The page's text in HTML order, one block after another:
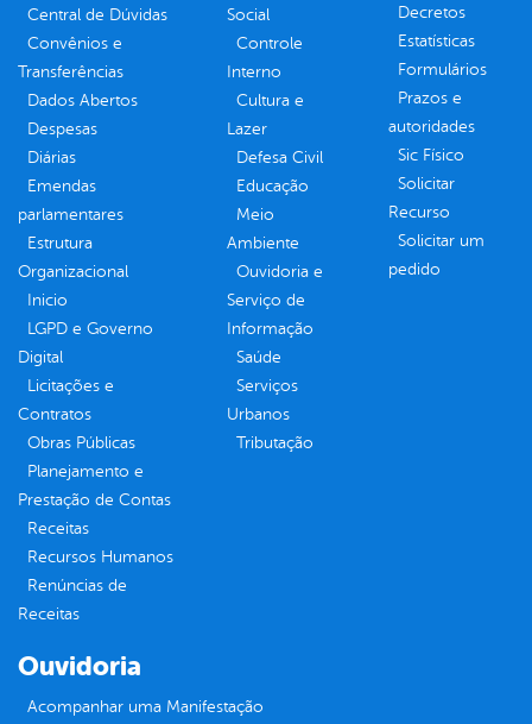
Central de Dúvidas
Convênios e
Transferências
Dados Abertos
Despesas
Diárias
Emendas
parlamentares
Estrutura
Organizacional
Inicio
LGPD e Governo
Digital
Licitações e
Contratos
Obras Públicas
Planejamento e
Prestação de Contas
Receitas
Recursos Humanos
Renúncias de
Receitas
Social
Controle
Interno
Cultura e
Lazer
Defesa Civil
Educação
Meio
Ambiente
Ouvidoria e
Serviço de
Informação
Saúde
Serviços
Urbanos
Tributação
Decretos
Estatísticas
Formulários
Prazos e
autoridades
Sic Físico
Solicitar
Recurso
Solicitar um
pedido
Ouvidoria
Acompanhar uma Manifestação